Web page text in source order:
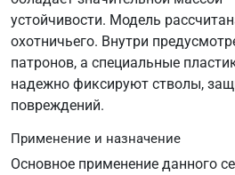
устойчивости. Модель
охотничьего. Внутри
патронов, а специальные
надежно фиксируют стволы,
повреждений.
Применение и назначение
Основное применение данного